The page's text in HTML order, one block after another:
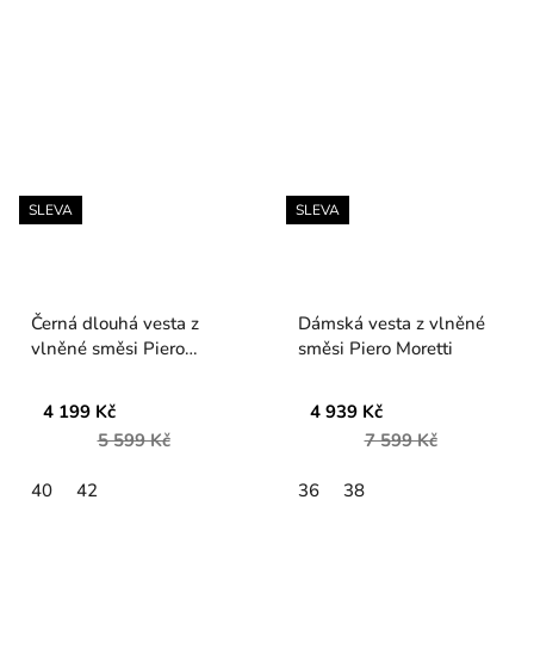
SLEVA
Černá dlouhá vesta z
vlněné směsi Piero
4 199 Kč
5 599 Kč
40 42
SLEVA
Dámská vesta z vlněné
směsi Piero Moretti
4 939 Kč
7 599 Kč
36 38